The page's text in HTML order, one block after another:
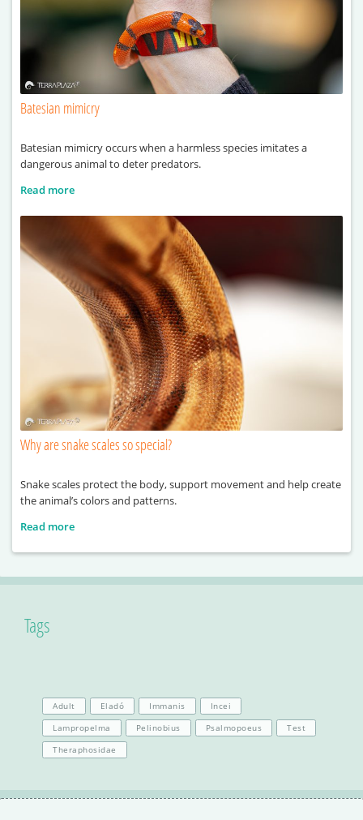
Batesian mimicry
Batesian mimicry occurs when a harmless species imitates a
dangerous animal to deter predators.
Read more
Why are snake scales so special?
Snake scales protect the body, support movement and help create
the animal’s colors and patterns.
Read more
Tags
Adult Eladó Immanis Incei
Lampropelma Pelinobius Psalmopoeus Test
Theraphosidae